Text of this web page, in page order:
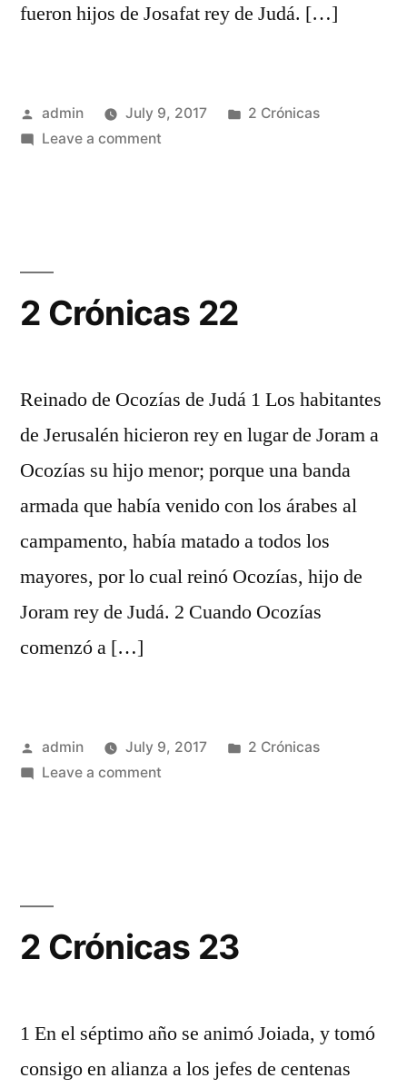
fueron hijos de Josafat rey de Judá. […]
Posted
by
admin July 9, 2017
Posted
2 Crónicas
Leave a commenton
2 Crónicas 22
Reinado de Ocozías de Judá 1 Los habitantes
de Jerusalén hicieron rey en lugar de Joram a
Ocozías su hijo menor; porque una banda
armada que había venido con los árabes al
campamento, había matado a todos los
mayores, por lo cual reinó Ocozías, hijo de
Joram rey de Judá. 2 Cuando Ocozías
comenzó a […]
Posted
by
admin July 9, 2017
Posted
2 Crónicas
Leave a commenton
2 Crónicas 23
1 En el séptimo año se animó Joiada, y tomó
consigo en alianza a los jefes de centenas